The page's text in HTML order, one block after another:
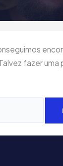
fazer uma